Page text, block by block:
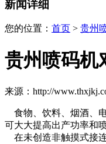
新闻详细
您的位置： 首页 > 贵州
贵州喷码机
来源：http://
食物、饮料、烟酒、
可大大提高出产功率和
在未创造非触摸式接